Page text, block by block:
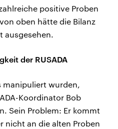
positive Proben
oben hätte die Bilanz
ausgesehen.
der RUSADA
manipuliert wurden,
Koordinator Bob
Sein Problem: Er kommt
nicht an die alten Proben